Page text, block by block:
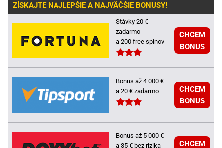
ZÍSKAJTE NAJLEPŠIE A NAJVÄČŠIE BONUSY!
Stávky 20 €
zadarmo
a 200 free spinov
CHCEM
BONUS
Bonus až 4 000 €
a 20 € zadarmo
CHCEM
BONUS
Bonus až 5 000 €
a 35 € bez rizika
CHCEM